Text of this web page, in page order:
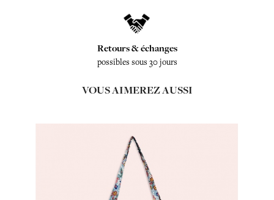
Retours & échanges
possibles sous 30 jours
VOUS AIMEREZ AUSSI